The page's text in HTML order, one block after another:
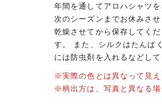
年間を通してアロハシャツ
次のシーズンまでお休みさ
乾燥させてから保存してく
す。 また、シルクはたんぱ
には防虫剤を入れるなどし
※実際の色とは異なって見え
※柄出方は、写真と異なる場